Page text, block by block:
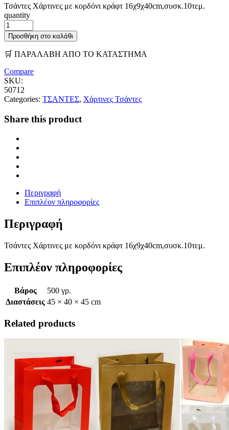
Τσάντες Χάρτινες με κορδόνι κράφτ 16χ9χ40cm,συσκ.10τεμ.
quantity
Προσθήκη στο καλάθι
🛒 ΠΑΡΑΛΑΒΗ ΑΠΟ ΤΟ ΚΑΤΑΣΤΗΜΑ
Compare
SKU:
50712
Categories: ΤΣΑΝΤΕΣ, Χάρτινες Τσάντες
Share this product
Περιγραφή
Επιπλέον πληροφορίες
Περιγραφή
Τσάντες Χάρτινες με κορδόνι κράφτ 16χ9χ40cm,συσκ.10τεμ.
Επιπλέον πληροφορίες
Βάρος
500 γρ.
Διαστάσεις 45 × 40 × 45 cm
Related products